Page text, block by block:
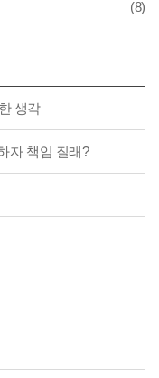
(8)
생각
자 책임 질래?